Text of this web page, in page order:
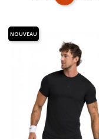
NOUVEAU